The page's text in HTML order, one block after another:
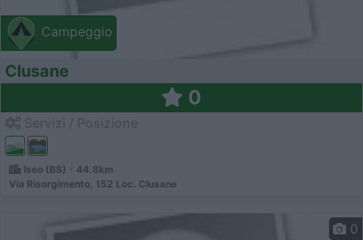
Campeggio
Clusane
0
Iseo (BS) - 44.8km
Via Risorgimento, 152 Loc. Clusane
0